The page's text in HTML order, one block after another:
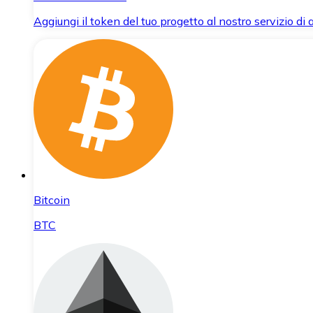
Aggiungi il token del tuo progetto al nostro servizio di
Bitcoin
BTC